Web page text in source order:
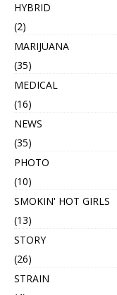
HYBRID
(2)
MARIJUANA
(35)
MEDICAL
(16)
NEWS
(35)
PHOTO
(10)
SMOKIN' HOT GIRLS
(13)
STORY
(26)
STRAIN